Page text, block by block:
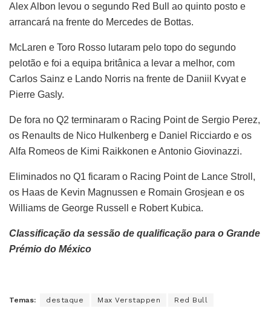
Alex Albon levou o segundo Red Bull ao quinto posto e
arrancará na frente do Mercedes de Bottas.
McLaren e Toro Rosso lutaram pelo topo do segundo
pelotão e foi a equipa britânica a levar a melhor, com
Carlos Sainz e Lando Norris na frente de Daniil Kvyat e
Pierre Gasly.
De fora no Q2 terminaram o Racing Point de Sergio Perez,
os Renaults de Nico Hulkenberg e Daniel Ricciardo e os
Alfa Romeos de Kimi Raikkonen e Antonio Giovinazzi.
Eliminados no Q1 ficaram o Racing Point de Lance Stroll,
os Haas de Kevin Magnussen e Romain Grosjean e os
Williams de George Russell e Robert Kubica.
Classificação da sessão de qualificação para o Grande
Prémio do México
Temas: destaque Max Verstappen Red Bull